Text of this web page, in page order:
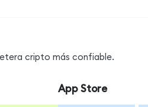
cripto más confiable.
App Store